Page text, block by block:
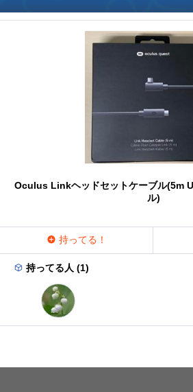
Oculus Linkヘッドセットケーブル(5m
ル)
持ってる！
持ってる人 (1)